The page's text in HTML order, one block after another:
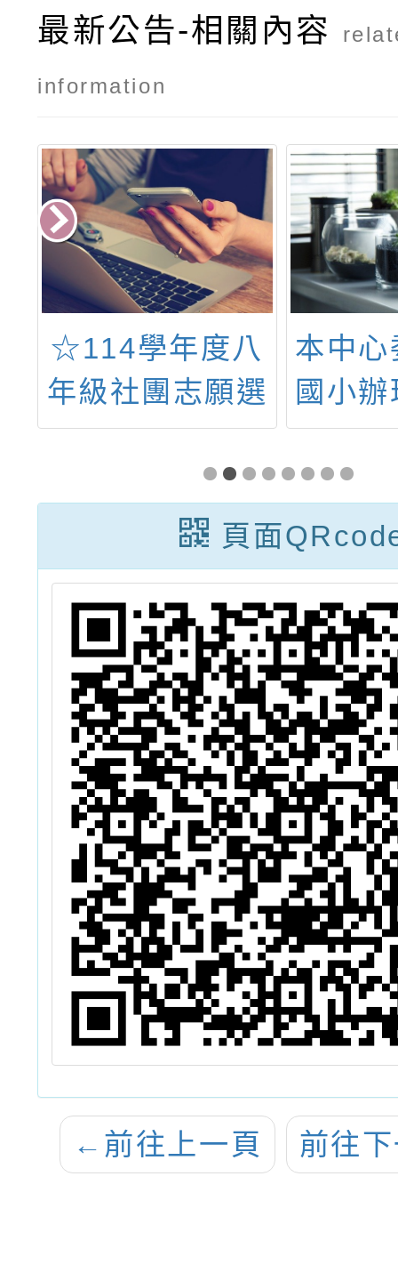
最新公告-相關內容
information
☆114學年度八
年級社團志願選
填表單連結☆
本中
國小
區教
波盪
獨木
頁面
← 前往上一頁 前往